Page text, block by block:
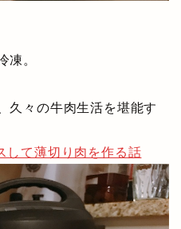
凍。
久々の牛肉生活を堪能す
して薄切り肉を作る話